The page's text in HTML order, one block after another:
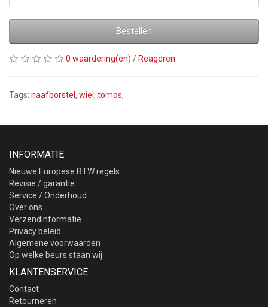
Bestellen
0 waardering(en) / Reageren
Tags: naafborstel , wiel , tomos,
INFORMATIE
Nieuwe Europese BTW regels
Revisie / garantie
Service / Onderhoud
Over ons
Verzendinformatie
Privacy beleid
Algemene voorwaarden
Op welke beurs staan wij
KLANTENSERVICE
Contact
Retourneren